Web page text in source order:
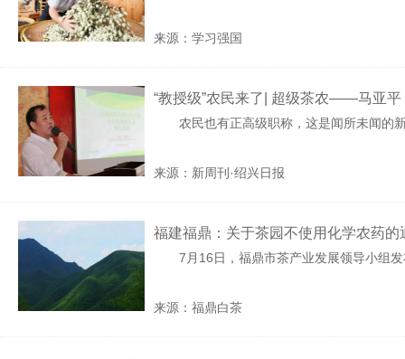
来源：学习强国
“教授级”农民来了| 超级茶农——马亚平
农民也有正高级职称，这是闻所未闻的
来源：新周刊·绍兴日报
福建福鼎：关于茶园不使用化学农药的
7月16日，福鼎市茶产业发展领导小组
来源：福鼎白茶